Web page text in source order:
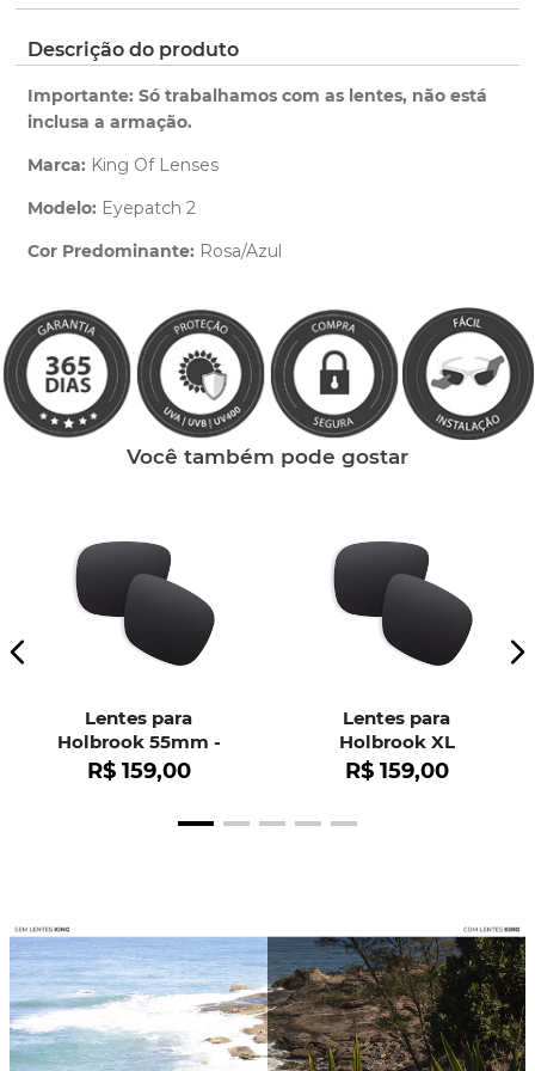
Saiba maissobre nossa garantia completa.
redirecionado para nossa Central de Ajuda.
Descrição do produto
Importante: Só trabalhamos com as lentes, não está
inclusa a armação.
Marca: King Of Lenses
Modelo: Eyepatch 2
Cor Predominante: Rosa/Azul
Você também pode gostar
Lentes para
Holbrook 55mm -
OO9102
R$ 159,00
Lentes para
Holbrook XL
R$ 159,00